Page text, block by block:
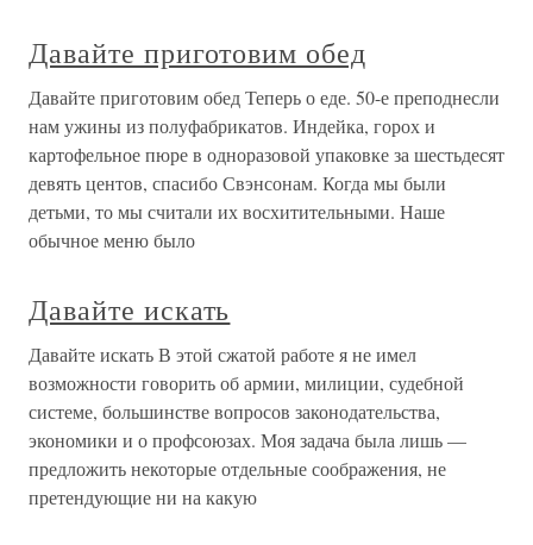
Давайте приготовим обед
Давайте приготовим обед Теперь о еде. 50-е преподнесли
нам ужины из полуфабрикатов. Индейка, горох и
картофельное пюре в одноразовой упаковке за шестьдесят
девять центов, спасибо Свэнсонам. Когда мы были
детьми, то мы считали их восхитительными. Наше
обычное меню было
Давайте искать
Давайте искать В этой сжатой работе я не имел
возможности говорить об армии, милиции, судебной
системе, большинстве вопросов законодательства,
экономики и о профсоюзах. Моя задача была лишь —
предложить некоторые отдельные соображения, не
претендующие ни на какую